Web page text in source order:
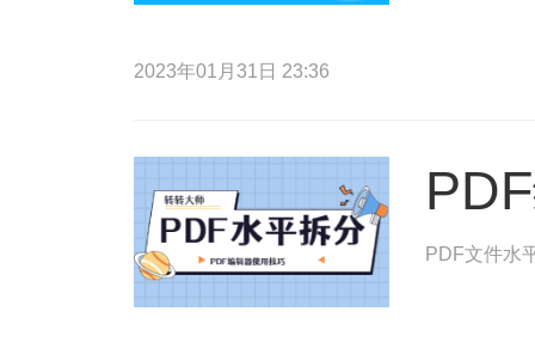
2023年01月31日 23:36
PDF文件水